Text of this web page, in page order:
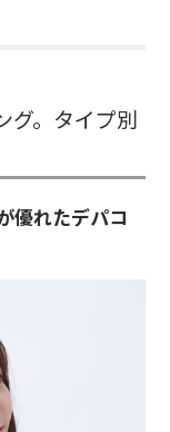
グ。タイプ別
優れたデパコ